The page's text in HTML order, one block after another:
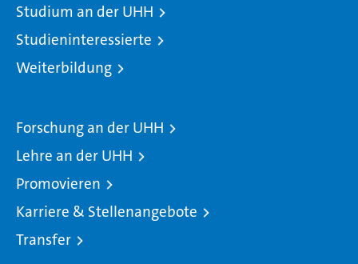
Studium an der UHH
Studieninteressierte
Weiterbildung
Forschung an der UHH
Lehre an der UHH
Promovieren
Karriere & Stellenangebote
Transfer